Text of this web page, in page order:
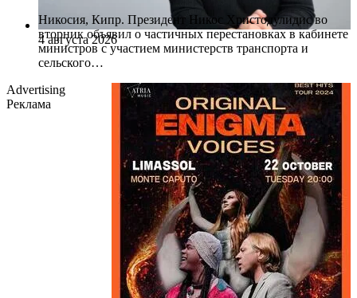
4 августа 2026
Никосия, Кипр. Президент Никос Христодулидис во
вторник объявил о частичных перестановках в кабинете
министров с участием министерств транспорта и
сельского…
Advertising
Реклама